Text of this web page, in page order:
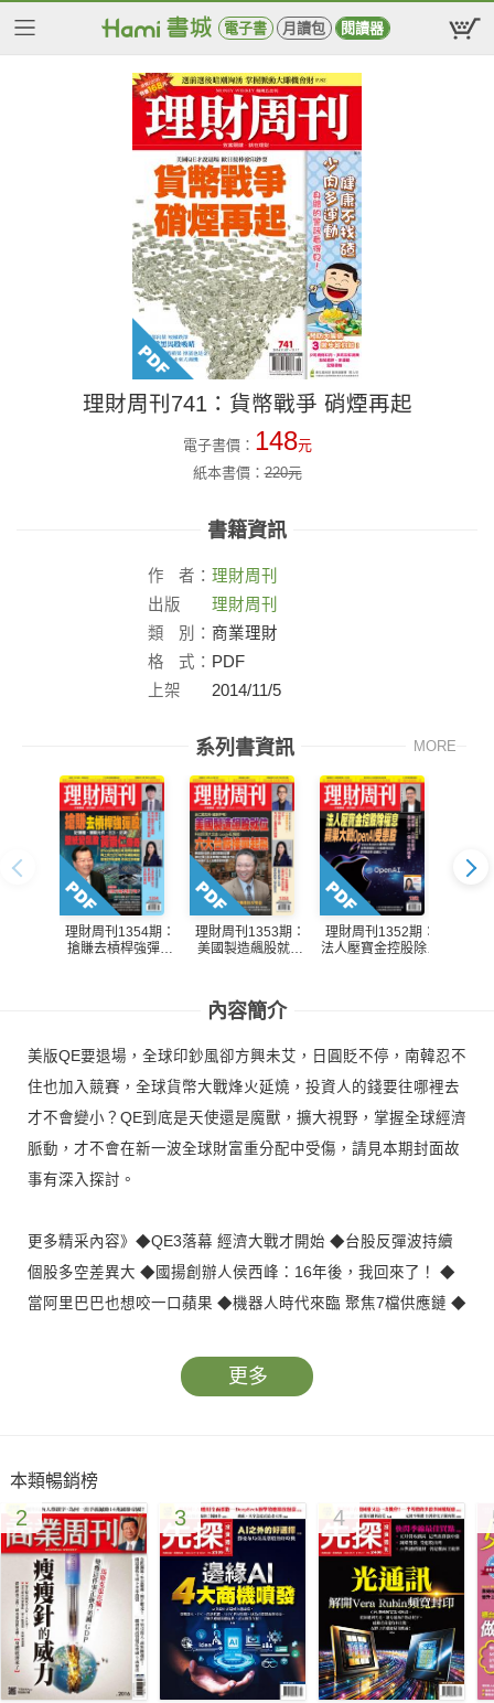
電子書 月讀包 閱讀器
理財周刊741：貨幣戰爭 硝煙再起
電子書價： 148元
紙本書價：220元
書籍資訊
作 者： 理財周刊
出版
社：
理財周刊
類
別： 商業理財
格
式： PDF
上架
2014/11/5
系列書資訊 MORE
理財周刊1354期：
搶賺去槓桿強彈股
理財周刊1353期：
美國製造飆股就位
理財周刊1352期：
法人壓寶金控股除權
內容簡介
美版QE要退場，全球印鈔風卻方興未艾，日圓貶不停，南韓忍不
住也加入競賽，全球貨幣大戰烽火延燒，投資人的錢要往哪裡去
才不會變小？QE到底是天使還是魔獸，擴大視野，掌握全球經濟
脈動，才不會在新一波全球財富重分配中受傷，請見本期封面故
事有深入探討。
更多精采內容》◆QE3落幕 經濟大戰才開始 ◆台股反彈波持續
個股多空差異大 ◆國揚創辦人侯西峰：16年後，我回來了！ ◆
當阿里巴巴也想咬一口蘋果 ◆機器人時代來臨 聚焦7檔供應鏈 ◆
更多
本類暢銷榜
2 3 4